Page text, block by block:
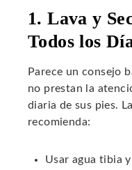
1. Lava y
Todos los
Parece un consejo
no prestan la
diaria de sus pies.
recomienda:
Usar agua tibia